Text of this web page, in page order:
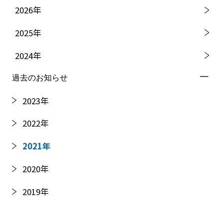
2026年
2025年
2024年
過去のお知らせ
2023年
2022年
2021年
2020年
2019年